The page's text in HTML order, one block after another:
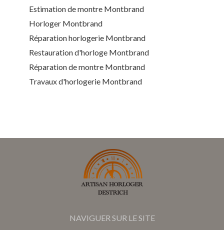
Estimation de montre Montbrand
Horloger Montbrand
Réparation horlogerie Montbrand
Restauration d'horloge Montbrand
Réparation de montre Montbrand
Travaux d'horlogerie Montbrand
NAVIGUER SUR LE SITE